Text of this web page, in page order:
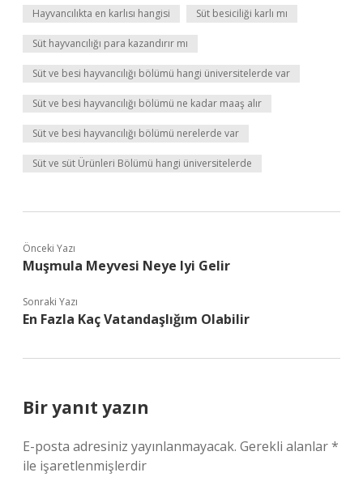
Hayvancılıkta en karlısı hangisi Süt besiciliği karlı mı
Süt hayvancılığı para kazandırır mı
Süt ve besi hayvancılığı bölümü hangi üniversitelerde var
Süt ve besi hayvancılığı bölümü ne kadar maaş alır
Süt ve besi hayvancılığı bölümü nerelerde var
Süt ve süt Ürünleri Bölümü hangi üniversitelerde
Önceki Yazı
Muşmula Meyvesi Neye Iyi Gelir
Sonraki Yazı
En Fazla Kaç Vatandaşlığım Olabilir
Bir yanıt yazın
E-posta adresiniz yayınlanmayacak. Gerekli alanlar*
ile işaretlenmişlerdir